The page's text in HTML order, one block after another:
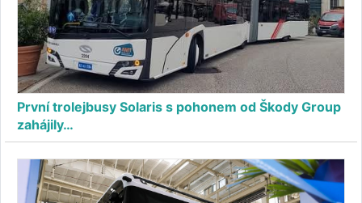
První trolejbusy Solaris s pohonem od Škody Group
zahájily…